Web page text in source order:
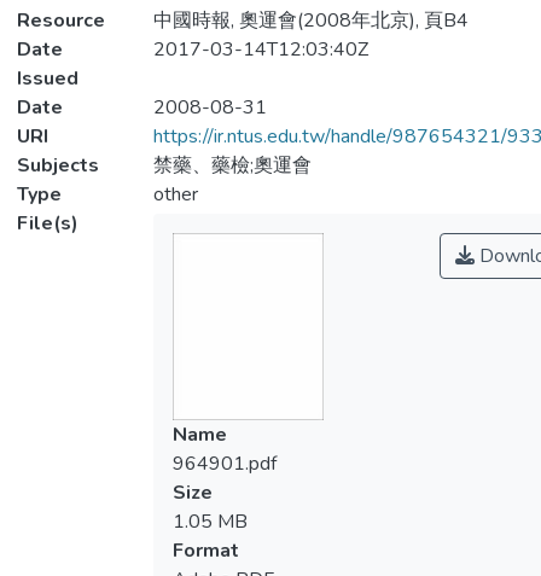
Resource
中國時報, 奧運會(2008年北京), 頁B4
Date
Issued
2017-03-14T12:03:40Z
Date
2008-08-31
URI
https://ir.ntus.edu.tw/handle/987654321/
Subjects
禁藥、藥檢;奧運會
Type
other
File(s)
Name
964901.pdf
Size
1.05 MB
Format